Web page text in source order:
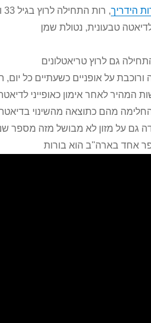
, רות התחילה לרוץ בגיל 33 ובגיל
גם לרוץ טריאטלונים
70, רצה ורוכבת על אופניים כשעתיים כל יום, היא
לאחר אימון כאופייני לדיאטה
מהם כתוצאה מהשינוי בדיאטה
על מזון לא מבושל מזה מספר שנים.
בארה"ב הוא בורות